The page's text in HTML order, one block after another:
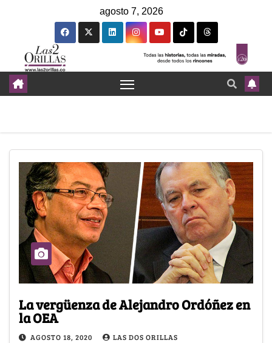
agosto 7, 2026
La vergüenza de Alejandro Ordóñez en
la OEA
AGOSTO 18, 2020 LAS DOS ORILLAS